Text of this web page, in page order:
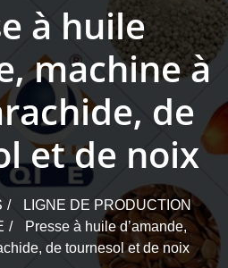
à huile
machine à
de
et de noix
LIGNE DE PRODUCTION
Presse à huile d’amande,
de tournesol et de noix